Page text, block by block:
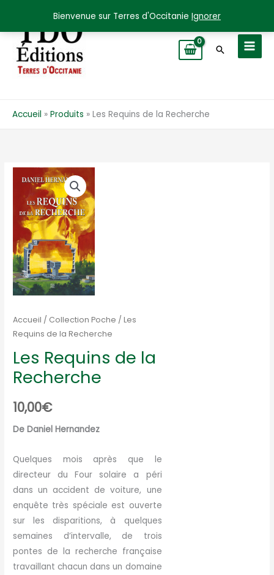
Bienvenue sur Terres d'Occitanie Ignorer
contenu
Accueil Produits Les Requins de la Recherche
Accueil / Collection Poche / Les
Requins de la Recherche
Les Requins de la
Recherche
10,00€
De Daniel Hernandez
Quelques mois après que le
directeur du Four solaire a péri
dans un accident de voiture, une
enquête très spéciale est ouverte
sur les disparitions, à quelques
semaines d’intervalle, de trois
pontes de la recherche française
travaillant chacun dans un domaine